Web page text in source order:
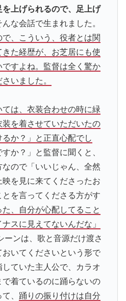
を上げられるので、足上げ
な会話で生まれました。
、こういう、役者とは関
た経歴が、お芝居にも使
ですよね。監督は全く驚か
いました。
は、衣装合わせの時に緑
を着させていただいたの
か？」と正直心配でし
か？」と監督に聞くと、
ので「いいじゃん、全然
を見に来てくださったお
を言ってくださる方がす
た、自分が心配してること
スに見えてないんだな」
ーンは、歌と音源だけ渡さ
いてくださいという形で
ていた主人公で、カラオ
着ているのに踊らないの
、 踊りの振り付けは自分